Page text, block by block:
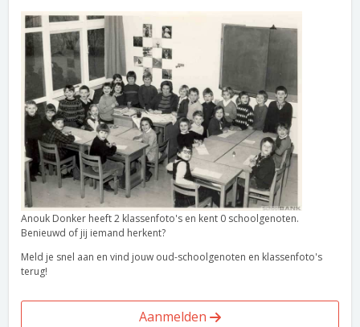
Anouk Donker heeft 2 klassenfoto's en kent 0 schoolgenoten.
Benieuwd of jij iemand herkent?
Meld je snel aan en vind jouw oud-schoolgenoten en klassenfoto's
terug!
Aanmelden